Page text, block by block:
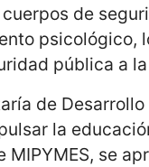
de
psicológico,
pública a
de
la
MIPYMES, se